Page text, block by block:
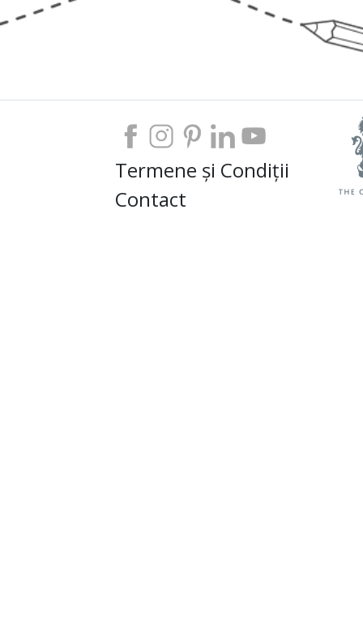
Termene și Condiții
Contact